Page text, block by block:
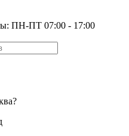
ПН-ПТ 07:00 - 17:00
?